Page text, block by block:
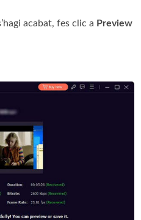
acabat, fes clic a Preview